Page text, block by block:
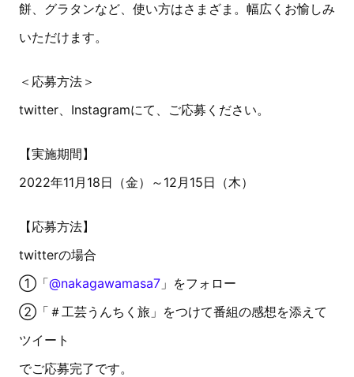
餅、グラタンなど、使い方はさまざま。幅広くお愉しみ
いただけます。
＜応募方法＞
twitter、Instagramにて、ご応募ください。
【実施期間】
2022年11月18日（金）～12月15日（木）
【応募方法】
twitterの場合
①「@nakagawamasa7 」をフォロー
②「＃工芸うんちく旅」をつけて番組の感想を添えて
ツイート
でご応募完了です。